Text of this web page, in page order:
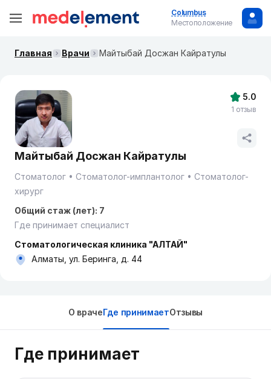
Columbus
Местоположение
Главная Врачи Майтыбай Досжан Кайратулы
Майтыбай Досжан Кайратулы
Стоматолог Стоматолог-имплантолог
Стоматолог-
хирург
Общий стаж (лет): 7
Где принимает специалист
Стоматологическая клиника "АЛТАЙ"
Алматы, ул. Беринга, д. 44
5.0
1 отзыв
О врачеГде принимаетОтзывы
Где принимает